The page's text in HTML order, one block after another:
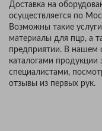
Доставка на
осуществляется по
Возможны такие
материалы для пцр, а
предприятии. В нашем
каталогами
специалистами,
отзывы из первых рук.